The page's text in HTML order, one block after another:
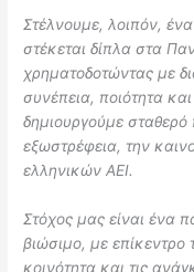
Στέλνουμε, λοιπόν,
στέκεται δίπλα στα
χρηματοδοτώντας με
συνέπεια, ποιότητα
δημιουργούμε σταθερό
εξωστρέφεια, την
ελληνικών ΑΕΙ.
Στόχος μας είναι ένα
βιώσιμο, με επίκεντρο
κοινότητα και τις